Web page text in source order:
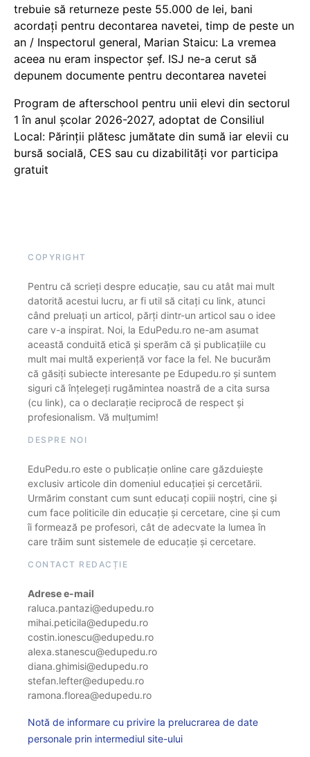
trebuie să returneze peste 55.000 de lei, bani
acordați pentru decontarea navetei, timp de peste un
an / Inspectorul general, Marian Staicu: La vremea
aceea nu eram inspector șef. ISJ ne-a cerut să
depunem documente pentru decontarea navetei
Program de afterschool pentru unii elevi din sectorul
1 în anul școlar 2026-2027, adoptat de Consiliul
Local: Părinții plătesc jumătate din sumă iar elevii cu
bursă socială, CES sau cu dizabilităţi vor participa
gratuit
COPYRIGHT
Pentru că scrieți despre educație, sau cu atât mai mult
datorită acestui lucru, ar fi util să citați cu link, atunci
când preluați un articol, părți dintr-un articol sau o idee
care v-a inspirat. Noi, la EduPedu.ro ne-am asumat
această conduită etică și sperăm că și publicațiile cu
mult mai multă experiență vor face la fel. Ne bucurăm
că găsiți subiecte interesante pe Edupedu.ro și suntem
siguri că înțelegeți rugămintea noastră de a cita sursa
(cu link), ca o declarație reciprocă de respect și
profesionalism. Vă mulțumim!
DESPRE NOI
EduPedu.ro este o publicație online care găzduiește
exclusiv articole din domeniul educației și cercetării.
Urmărim constant cum sunt educați copiii noștri, cine și
cum face politicile din educație și cercetare, cine și cum
îi formează pe profesori, cât de adecvate la lumea în
care trăim sunt sistemele de educație și cercetare.
CONTACT REDACȚIE
Adrese e-mail
raluca.pantazi@edupedu.ro
mihai.peticila@edupedu.ro
costin.ionescu@edupedu.ro
alexa.stanescu@edupedu.ro
diana.ghimisi@edupedu.ro
stefan.lefter@edupedu.ro
ramona.florea@edupedu.ro
Notă de informare cu privire la prelucrarea de date
personale prin intermediul site-ului